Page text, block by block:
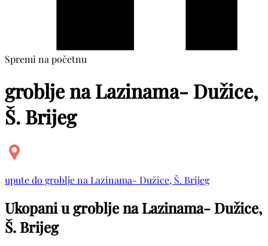
Spremi na početnu
groblje na Lazinama- Dužice,
Š. Brijeg
upute do groblje na Lazinama- Dužice, Š. Brijeg
Ukopani u groblje na Lazinama- Dužice,
Š. Brijeg